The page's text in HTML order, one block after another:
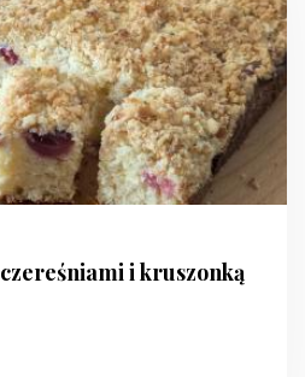
i kruszonką